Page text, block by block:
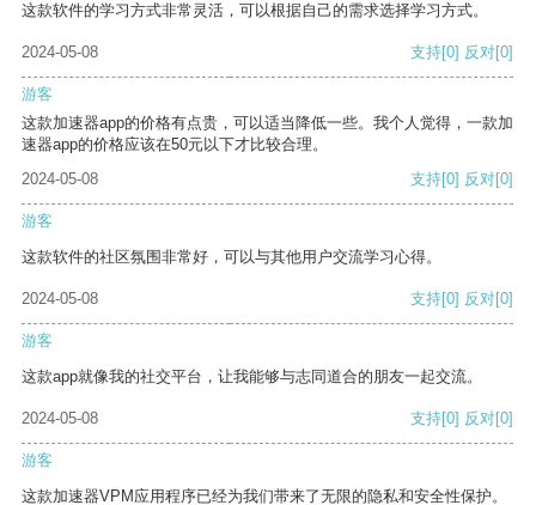
这款软件的学习方式非常灵活，可以根据自己的需求选择学习方式。
2024-05-08 支持[0] 反对[0]
游客
这款加速器app的价格有点贵，可以适当降低一些。我个人觉得，一款加
速器app的价格应该在50元以下才比较合理。
2024-05-08
支持[0] 反对[0]
游客
这款软件的社区氛围非常好，可以与其他用户交流学习心得。
2024-05-08 支持[0] 反对[0]
游客
这款app就像我的社交平台，让我能够与志同道合的朋友一起交流。
2024-05-08 支持[0] 反对[0]
游客
这款加速器VPM应用程序已经为我们带来了无限的隐私和安全性保护。